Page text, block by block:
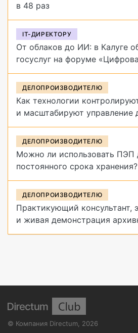
в 48 раз
IT-ДИРЕКТОРУ
От облаков до ИИ: в Калуге
госуслуг на форуме
ДЕЛОПРОИЗВОДИТЕЛЮ
Как технологии
и масштабируют управление
ДЕЛОПРОИЗВОДИТЕЛЮ
Можно ли использовать ПЭП
постоянного срока хранения?
ДЕЛОПРОИЗВОДИТЕЛЮ
Практикующий консультант,
и живая демонстрация
© Компания Directum 2026